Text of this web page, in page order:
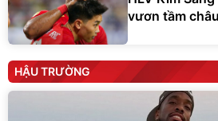
vươn tầm
HẬU TRƯỜNG